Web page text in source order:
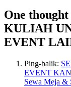
One
KULIAH
EVENT
Ping-balik:
EVENT
Sewa Meja &